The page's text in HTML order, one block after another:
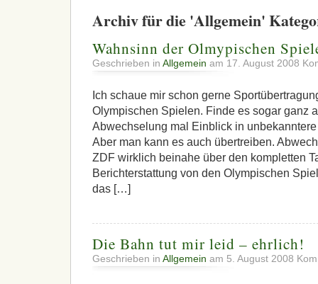
Archiv für die 'Allgemein'
Wahnsinn der Olmypischen
Geschrieben in Allgemein am 17. August 2008
Ich schaue mir schon gerne
Olympischen Spielen. Finde es sogar ganz
Abwechselung mal Einblick in
Aber man kann es auch übertreiben.
ZDF wirklich beinahe über den kompletten
Berichterstattung von den Olympischen
das […]
Die Bahn tut mir leid – ehrlich!
Geschrieben in Allgemein am 5. August 2008